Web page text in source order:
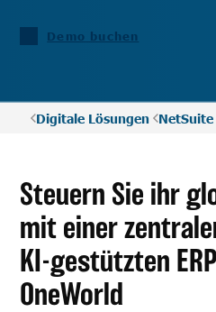
Demo buchen
Digitale Lösungen NetSuite
Steuern Sie ihr
mit einer
KI-gestützten
OneWorld